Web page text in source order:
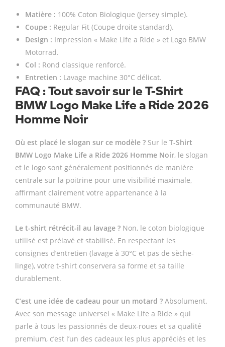
Matière : 100% Coton Biologique (Jersey simple).
Coupe : Regular Fit (Coupe droite standard).
Design : Impression « Make Life a Ride » et Logo BMW
Motorrad.
Col : Rond classique renforcé.
Entretien : Lavage machine 30°C délicat.
FAQ : Tout savoir sur le T-Shirt
BMW Logo Make Life a Ride 2026
Homme Noir
Où est placé le slogan sur ce modèle ? Sur le T-Shirt
BMW Logo Make Life a Ride 2026 Homme Noir, le slogan
et le logo sont généralement positionnés de manière
centrale sur la poitrine pour une visibilité maximale,
affirmant clairement votre appartenance à la
communauté BMW.
Le t-shirt rétrécit-il au lavage ? Non, le coton biologique
utilisé est prélavé et stabilisé. En respectant les
consignes d’entretien (lavage à 30°C et pas de sèche-
linge), votre t-shirt conservera sa forme et sa taille
durablement.
C’est une idée de cadeau pour un motard ? Absolument.
Avec son message universel « Make Life a Ride » qui
parle à tous les passionnés de deux-roues et sa qualité
premium, c’est l’un des cadeaux les plus appréciés et les